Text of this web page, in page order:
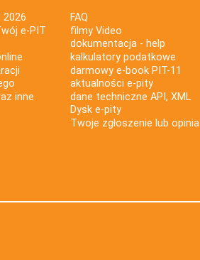
e-PIT
inne
FAQ
filmy Video
dokumentacja - help
kalkulatory podatkowe
darmowy e-book PIT-11
aktualności e-pity
dane techniczne API, XML
Dysk e-pity
Twoje zgłoszenie lub opinia